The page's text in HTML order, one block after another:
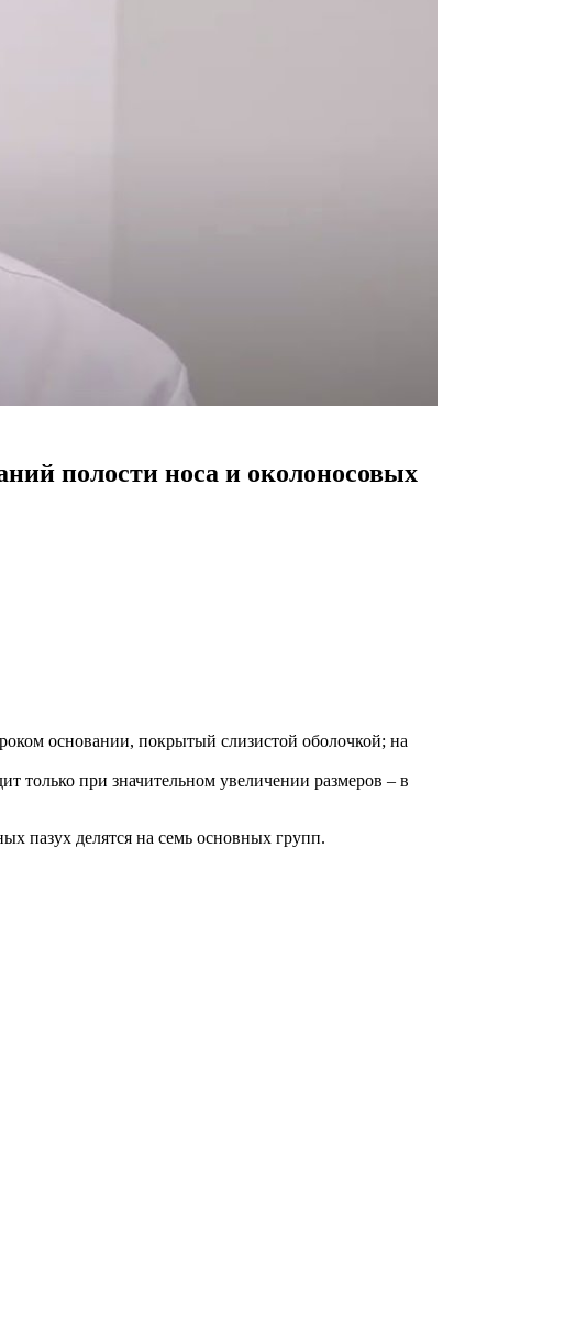
полости носа и околоносовых
основании, покрытый слизистой оболочкой; на
только при значительном увеличении размеров – в
пазух делятся на семь основных групп.